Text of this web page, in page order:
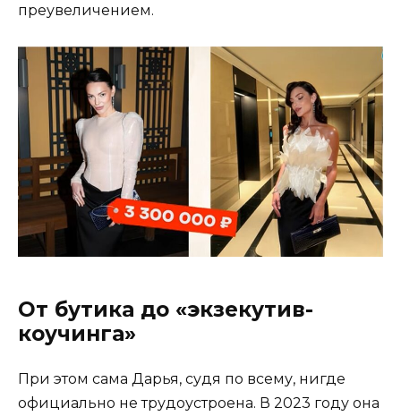
преувеличением.
От бутика до «экзекутив-
коучинга»
При этом сама Дарья, судя по всему, нигде
официально не трудоустроена. В 2023 году она